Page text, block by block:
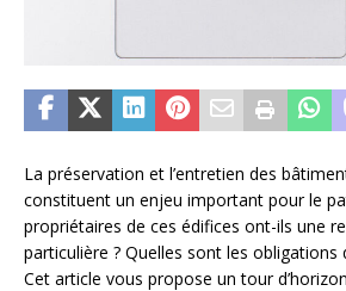
La préservation et l’entretien des
constituent un enjeu important pour le
propriétaires de ces édifices ont-ils une
particulière ? Quelles sont les obligations
Cet article vous propose un tour